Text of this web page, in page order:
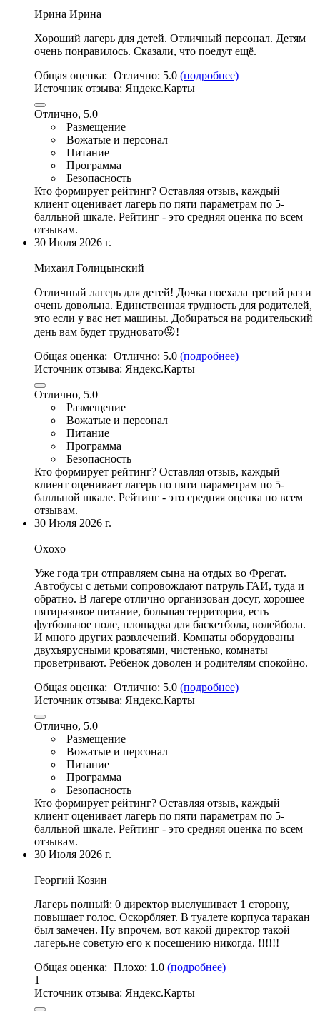
Ирина Ирина
Хороший лагерь для детей. Отличный персонал. Детям
очень понравилось. Сказали, что поедут ещё.
Общая оценка: Отлично: 5.0 (подробнее)
Источник отзыва: Яндекс.Карты
Отлично, 5.0
Размещение
Вожатые и персонал
Питание
Программа
Безопасность
Кто формирует рейтинг? Оставляя отзыв, каждый
клиент оценивает лагерь по пяти параметрам по 5-
балльной шкале. Рейтинг - это средняя оценка по всем
отзывам.
30 Июля 2026 г.
Михаил Голицынский
Отличный лагерь для детей! Дочка поехала третий раз и
очень довольна. Единственная трудность для родителей,
это если у вас нет машины. Добираться на родительский
день вам будет трудновато😝!
Общая оценка: Отлично: 5.0 (подробнее)
Источник отзыва: Яндекс.Карты
Отлично, 5.0
Размещение
Вожатые и персонал
Питание
Программа
Безопасность
Кто формирует рейтинг? Оставляя отзыв, каждый
клиент оценивает лагерь по пяти параметрам по 5-
балльной шкале. Рейтинг - это средняя оценка по всем
отзывам.
30 Июля 2026 г.
Oxoxo
Уже года три отправляем сына на отдых во Фрегат.
Автобусы с детьми сопровождают патруль ГАИ, туда и
обратно. В лагере отлично организован досуг, хорошее
пятиразовое питание, большая территория, есть
футбольное поле, площадка для баскетбола, волейбола.
И много других развлечений. Комнаты оборудованы
двухъярусными кроватями, чистенько, комнаты
проветривают. Ребенок доволен и родителям спокойно.
Общая оценка: Отлично: 5.0 (подробнее)
Источник отзыва: Яндекс.Карты
Отлично, 5.0
Размещение
Вожатые и персонал
Питание
Программа
Безопасность
Кто формирует рейтинг? Оставляя отзыв, каждый
клиент оценивает лагерь по пяти параметрам по 5-
балльной шкале. Рейтинг - это средняя оценка по всем
отзывам.
30 Июля 2026 г.
Георгий Козин
Лагерь полный: 0 директор выслушивает 1 сторону,
повышает голос. Оскорбляет. В туалете корпуса таракан
был замечен. Ну впрочем, вот какой директор такой
лагерь.не советую его к посещению никогда. !!!!!!
Общая оценка: Плохо: 1.0 (подробнее)
1
Источник отзыва: Яндекс.Карты